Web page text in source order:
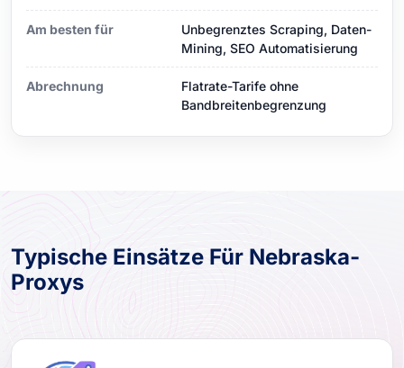
Am besten für
Unbegrenztes Scraping, Daten-
Mining, SEO Automatisierung
Abrechnung
Flatrate-Tarife ohne
Bandbreitenbegrenzung
Typische Einsätze Für Nebraska-
Proxys